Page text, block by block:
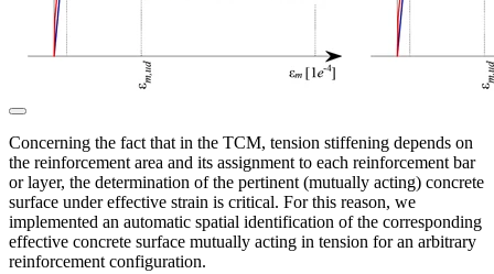
Concerning the fact that in the TCM, tension stiffening depends on
the reinforcement area and its assignment to each reinforcement bar
or layer, the determination of the pertinent (mutually acting) concrete
surface under effective strain is critical. For this reason, we
implemented an automatic spatial identification of the corresponding
effective concrete surface mutually acting in tension for an arbitrary
reinforcement configuration.